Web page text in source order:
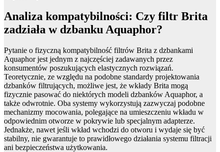
Analiza kompatybilności: Czy filtr Brita
zadziała w dzbanku Aquaphor?
Pytanie o fizyczną kompatybilność filtrów Brita z dzbankami
Aquaphor jest jednym z najczęściej zadawanych przez
konsumentów poszukujących elastycznych rozwiązań.
Teoretycznie, ze względu na podobne standardy projektowania
dzbanków filtrujących, możliwe jest, że wkłady Brita mogą
fizycznie pasować do niektórych modeli dzbanków Aquaphor, a
także odwrotnie. Oba systemy wykorzystują zazwyczaj podobne
mechanizmy mocowania, polegające na umieszczeniu wkładu w
odpowiednim otworze w pokrywie lub specjalnym adapterze.
Jednakże, nawet jeśli wkład wchodzi do otworu i wydaje się być
stabilny, nie gwarantuje to prawidłowego działania systemu filtracji
ani bezpieczeństwa użytkowania.